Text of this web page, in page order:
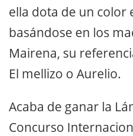
ella dota de un color
basándose en los
Mairena, su
El mellizo o Aurelio.
Acaba de ganar la
Concurso